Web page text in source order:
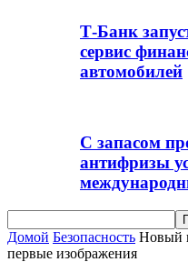
Т-Банк
сервис
автомобилей
С запасом
антифризы
Домой Безопасность Новый
первые изображения